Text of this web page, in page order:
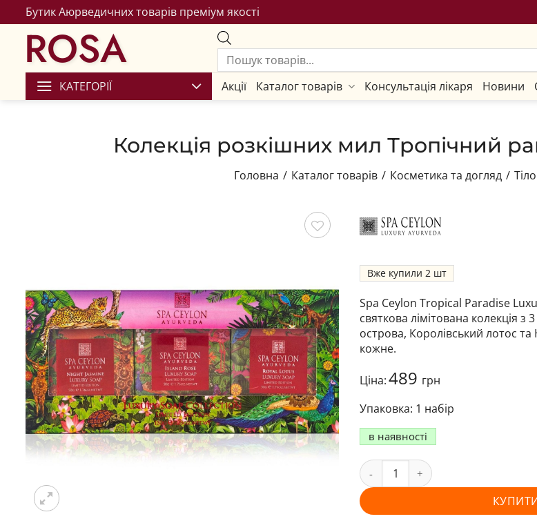
Бутик Аюрведичних товарів преміум якості
ROSA
КАТЕГОРІЇ Акції Каталог товарів Консультація лікаря Новини
Колекція розкішних мил Тропічний
Головна / Каталог товарів / Косметика та догляд /
Вже купили 2
Spa Ceylon Tropical Paradise
святкова лімітована колекція
острова, Королівський лотос
кожне.
Ціна:489 грн
1 набір
в наявності